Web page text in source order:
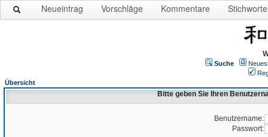
Neueintrag Vorschläge Kommentare Stichworte
Suche
Übersicht
Bitte geben Sie Ihren
Benutzername:
Passwort: